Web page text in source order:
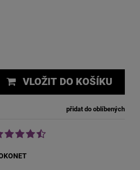
VLOŽIT DO KOŠÍKU
přidat do oblíbených